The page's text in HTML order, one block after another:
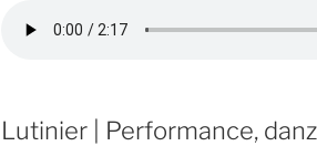
Lutinier | Performance,